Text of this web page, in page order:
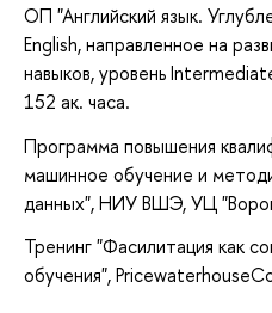
ОП "Английский язык.
English, направленное на
навыков, уровень
152 ак. часа.
Программа повышения
машинное обучение и
данных", НИУ ВШЭ, УЦ
Тренинг "Фасилитация как
обучения",